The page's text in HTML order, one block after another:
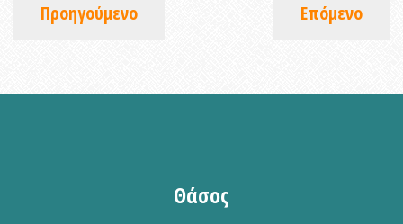
Προηγούμενο Επόμενο
Θάσος